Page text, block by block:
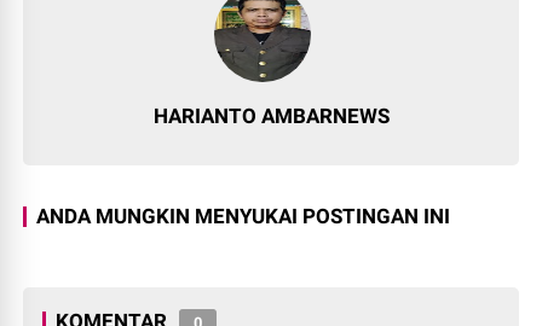
HARIANTO AMBARNEWS
ANDA MUNGKIN MENYUKAI POSTINGAN INI
KOMENTAR